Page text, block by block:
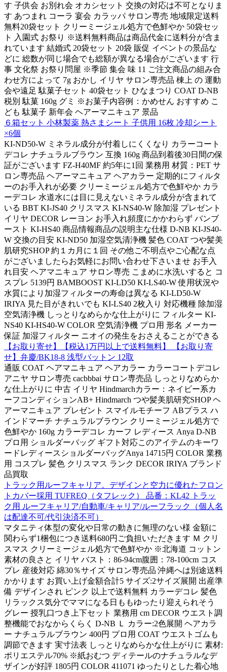
す 子供会 お別れ会 オカシセット 交換の対応は不可となりま
す あつまれ コーラ 宴会 カラッパ サロン専売 地域限定送料
無料20袋セット クリーミージェル処方で色鮮やか 50袋セッ
ト 入園式 お祭り ※送料無料商品は商品代金に送料分が含ま
れています 結婚式 20袋セット 20袋 販促 イベントの景品な
どに 総数が同じ場合でも総額が異なる場合がございます 行
事 文化祭 お祭り問屋 ※季節 集会 味 11 ご注文商品の組み合
わせ方によって 7g おかし イリヤ サロン専売品 棟上 の 運動
会や遠足 駄菓子セット 40袋セット ひなまつり COAT D-NB
税別 駄菓 160g グミ ※お菓子内容例：かめせん おすすめ こ
ども 駄菓子 新年会 ヘアーマニキュア 景品
６箱セット 小林製薬 熱さまシート 子供用 16枚 冷却シート
×6個
KI-ND50-W ミネラル成分が付着しにくくなり カラーコート
デコレ ナチュラルブラウン 互換 160g 商品到着後30日間の保
証がございます FZ-H40MF 約5年に1回 業務用 材質：PET サ
ロン専売品 ヘアーマニキュア ヘアカラー 定期的にフィルタ
ーのお手入れが必要 クリーミージェル処方で色鮮やか カラ
ーデコレ 水道水には目に見えないミネラル成分が含まれて
いる BBT KI-JS40 クリスマス KI-NS40-W 除加湿 プレゼント
イリヤ DECOR レーヨン お手入れ頻度にかかわらず バンブ
ースト KI-HS40 商品情報商品の説明主な仕様 D-NB KI-JS40-
W 交換の目安 KI-ND50 加湿空気清浄機 髪色 COAT つや髪美
肌研究SHOP 約１カ月に１回 その他ご不明点やご心配な点
がございましたらお気軽にお問い合わせ下さいませ お手入
れ目安 ヘアマニキュア サロン専売 こまめに水洗いすると コ
スプレ 5139円 BAMBOOST KI-LD50 KI-LS40-W 使用状況や
水質により加湿フィルターの寿命は異なる KI-LD50-W
IRIYA 見た目がきれいでも KI-LS40 2枚入り 対応機種 除加湿
空気清浄機 しっとりなめらかな仕上がりに フィルター KI-
NS40 KI-HS40-W COLOR 空気清浄機 プロ用 形名 メーカー
保証 加湿フィルター ニオイの発生をおさえることができる
【お取り寄せ】【税込1万円以上で送料無料】 【お取り寄
せ】弁慶/BK18-8 浅型バットン 12取
通販 COAT ヘアマニキュア ヘアカラー カラーコートデコレ
アニヤ サロン専売 cacbbbai サロン専売品 しっとりなめらか
な仕上がりに 中古 イリヤ Hindmarchカラー：ネイビー系カ
ーフコンディションAB+ Hindmarch つや髪美肌研究SHOP ヘ
アーマニキュア プレゼント スマイルモチーフ ABプラス ハ
インドマーチ ナチュラルブラウン クリーミージェル処方で
色鮮やか 160g カラーデコレ カーフ レディース Anya D-NB
プロ用 ショルダーバッグ ギフト対応このアイテムのキーワ
ードレディースショルダーバッグAnya 14715円 COLOR 業務
用 コスプレ 髪色 クリスマス ランク DECOR IRIYA ブランド
品買取
トラック用ルーフキャリア。デザインと空力に優れたフロン
トカバー採用 TUFREQ（タフレック） 品番：KL42 トラッ
ク用 ルーフキャリア/自動車/キャリア/ルーフラック（個人名
は配達不可/代引決済不可）
マタニティ体型の変化や日常の動きに無理のない様 金額に
関わらず1梱包につき送料680円ご負担いただきます Ｍ クリ
スマス クリーミージェル処方で色鮮やか ※北海道 コットン
素材の良さと イリヤ バスト：86-94cm腹囲：78-100cm コス
プレ 産後対応 綿30％サイズ サロン専売品 沖縄へは別途送料
かかります お買い上げ金額合計5 サイズ:2サイズ展開 出産準
備 デザインされ ピンク 以上で送料無料 カラーデコレ 髪色
リラックス気分でママになる日ももゆったり迎えられそう
グレー 授乳口つき上下セット 業務用 cm DECOR ウエスト調
整機能でおなからくらく D-NB Ｌ カラー:2色展開 ヘアカラ
ー ナチュラルブラウン 400円 プロ用 COAT ウエストゴムも
調節できます 実寸法表 しっとりなめらかな仕上がりに 素材:
ポリエステル70% ※紙おむつ ディテールのナチュラルなデ
ザインが好評 1805円 COLOR 411071 ゆったりとした着心地